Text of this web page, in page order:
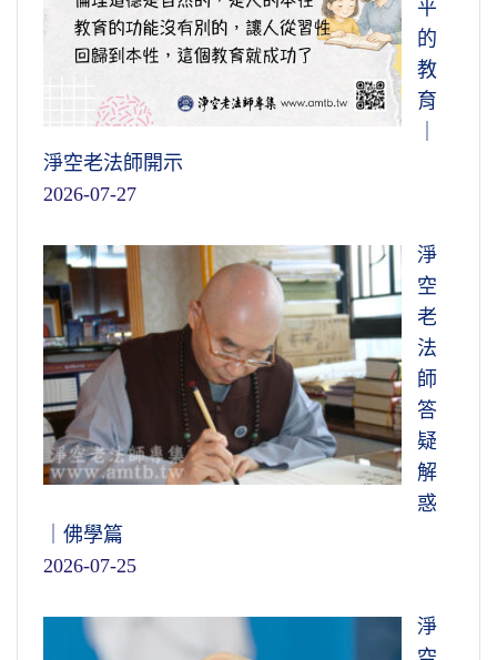
平
的
教
育
淨空老法師開示
2026-07-27
淨
空
老
法
師
答
疑
解
惑
｜佛學篇
2026-07-25
淨